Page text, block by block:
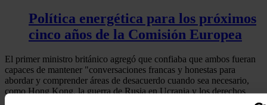
Política energética para los próximos
cinco años de la Comisión Europea
El primer ministro británico agregó que confiaba que ambos fueran
capaces de mantener "conversaciones francas y honestas para
abordar y comprender áreas de desacuerdo cuando sea necesario,
como Hong Kong, la guerra de Rusia en Ucrania y los derechos